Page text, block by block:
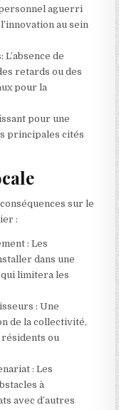
personnel aguerri
au sein
de
retards ou des
pour la
pour une
principales cités
sur le
:
: Les
dans une
limitera les
: Une
de la collectivité,
résidents ou
: Les
à
avec d’autres